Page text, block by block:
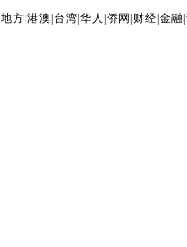
|地方 |港澳 台湾 |华人 |侨网 财经 |金融 |